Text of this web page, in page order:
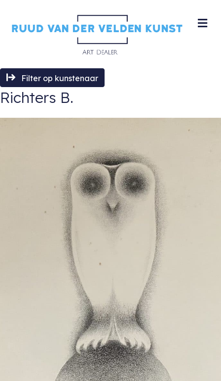
Filter op kunstenaar
Richters B.